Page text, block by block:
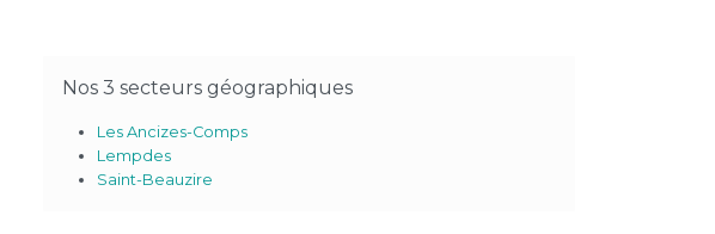
Nos 3 secteurs géographiques
Les Ancizes-Comps
Lempdes
Saint-Beauzire